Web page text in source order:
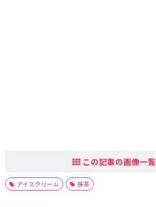
この記事の画像一覧
アイスクリーム 抹茶